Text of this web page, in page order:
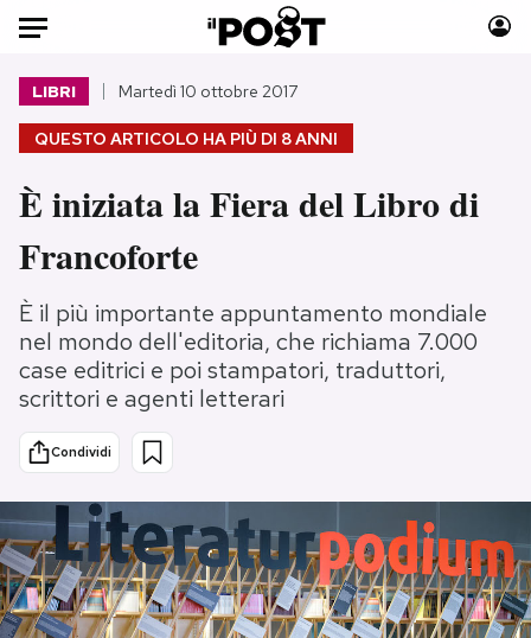
Auto
HOME
Italia
Politica
Tecnologia
Internet
Scienza
Cultura
Economia
Sport
Moda
Ok Boomer!
Media
PODCAST
QUESTO ARTICOLO HA PIÙ DI 8 ANNI
LIBRI Martedì 10 ottobre 2017
È iniziata la Fiera del Libro di
Francoforte
È il più importante appuntamento mondiale
nel mondo dell'editoria, che richiama 7.000
case editrici e poi stampatori, traduttori,
scrittori e agenti letterari
Condividi